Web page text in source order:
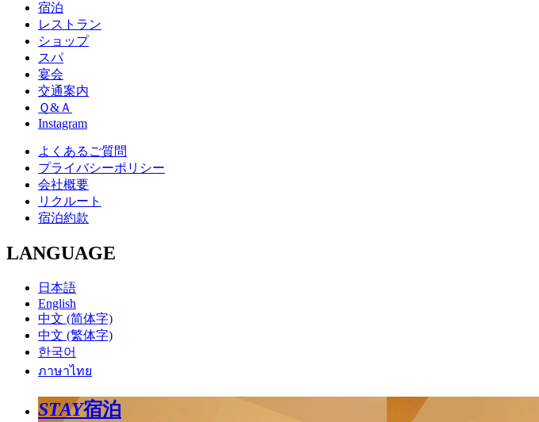
宿泊
レストラン
ショップ
スパ
宴会
交通案内
Ｑ&Ａ
Instagram
よくあるご質問
プライバシーポリシー
会社概要
リクルート
宿泊約款
LANGUAGE
日本語
English
中文 (简体字)
中文 (繁体字)
한국어
ภาษาไทย
STAY宿泊